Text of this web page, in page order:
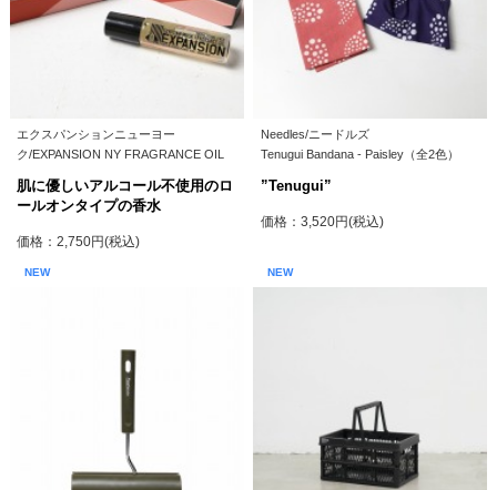
エクスパンションニューヨー
ク/EXPANSION NY FRAGRANCE OIL
肌に優しいアルコール不使用のロ
ールオンタイプの香水
価格：2,750円(税込)
Needles/ニードルズ
Tenugui Bandana - Paisley（全2色）
”Tenugui”
価格：3,520円(税込)
NEW NEW